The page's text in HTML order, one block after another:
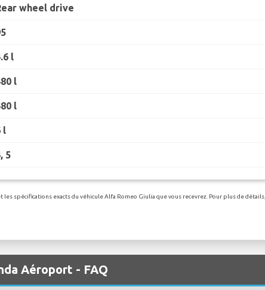
wheel drive
l
l
l
l
5
spécifications exacts du véhicule Alfa Romeo Giulia que vous recevrez. Pour plus de détails,
Aéroport - FAQ